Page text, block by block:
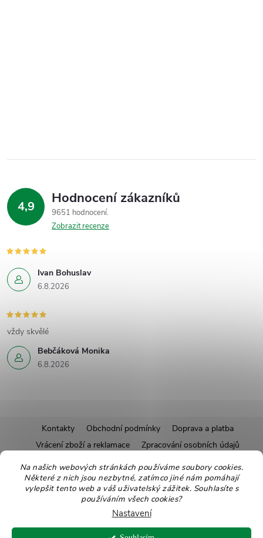
Na našich webových stránkách používáme soubory cookies.
Některé z nich jsou nezbytné, zatímco jiné nám pomáhají
vylepšit tento web a váš uživatelský zážitek. Souhlasíte s
používáním všech cookies?
Nastavení
4,9 Hodnocení zákazníků
9651 hodnocení
Zobrazit recenze
Ivan Bohuslav
6.8.2026
Bebčáková Monika
6.8.2026
vždy skvělé
á
Kontakty Obchodní podmínky
Doprava a platba
Vrácení zboží a reklamace
Zpracování osobních údajů
Pravidla soutěží
Affiliate program
Recepty
Pro nové dodavatele
Ekologické balení Moje objednávka
Copyright 2026Zdravoslav. Všechna práva vyhrazena.Upravit nastavení